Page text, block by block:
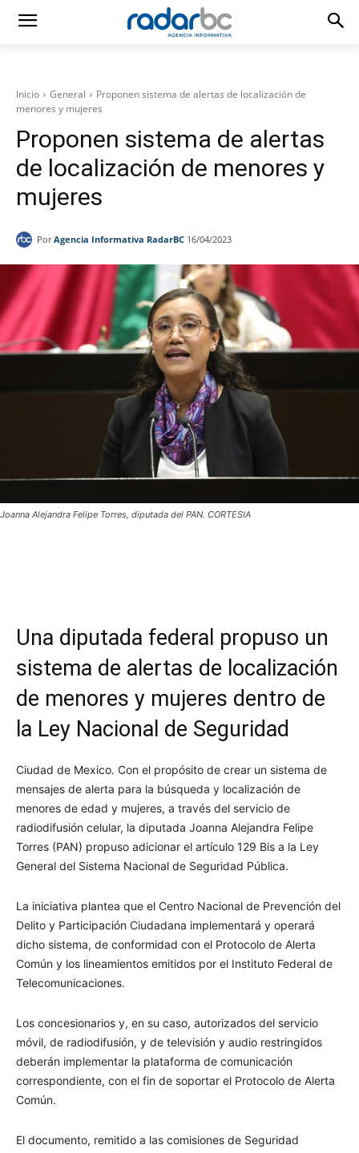
Inicio General
Proponen sistema de alertas de localización de
menores y mujeres
Proponen sistema de alertas
de localización de menores y
mujeres
Por Agencia Informativa RadarBC 16/04/2023
Joanna Alejandra Felipe Torres, diputada del PAN. CORTESIA
Una diputada federal propuso un
sistema de alertas de localización
de menores y mujeres dentro de
la Ley Nacional de Seguridad
Ciudad de Mexico. Con el propósito de crear un sistema de
mensajes de alerta para la búsqueda y localización de
menores de edad y mujeres, a través del servicio de
radiodifusión celular, la diputada Joanna Alejandra Felipe
Torres (PAN) propuso adicionar el artículo 129 Bis a la Ley
General del Sistema Nacional de Seguridad Pública.
La iniciativa plantea que el Centro Nacional de Prevención del
Delito y Participación Ciudadana implementará y operará
dicho sistema, de conformidad con el Protocolo de Alerta
Común y los lineamientos emitidos por el Instituto Federal de
Telecomunicaciones.
Los concesionarios y, en su caso, autorizados del servicio
móvil, de radiodifusión, y de televisión y audio restringidos
deberán implementar la plataforma de comunicación
correspondiente, con el fin de soportar el Protocolo de Alerta
Común.
El documento, remitido a las comisiones de Seguridad